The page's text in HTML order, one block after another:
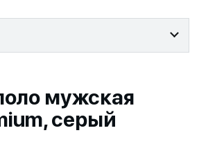
мужская
серый